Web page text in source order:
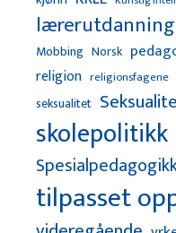
lærerutdanning
Mobbing Norsk
religion religionsfagene
seksualitet
skolepolitikk
tilpasset